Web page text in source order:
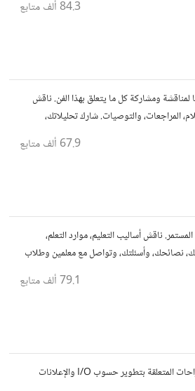
84.3 ألف متابع
لمناقشة ومشاركة كل ما يتعلق بهذا الفن. ناقش
المراجعات، والتوصيات. شارك تحليلاتك،
الأفلام والمخرجين والسيناريوهات.
67.9 ألف متابع
ناقش أساليب التعليم، موارد التعلم،
نصائحك، وأسئلتك، وتواصل مع معلمين وطلاب
79.1 ألف متابع
مجتمع لطرح الشكاوي والإقتراحات المتعلقة بتطوير حسوب I/O والإعلانات